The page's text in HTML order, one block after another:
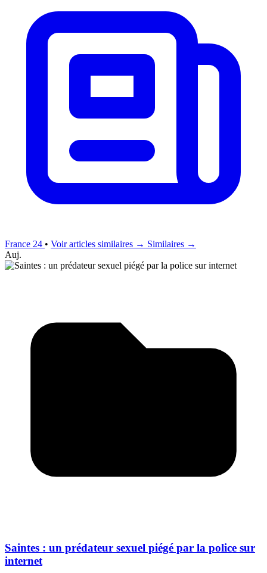
France 24 • Voir articles similaires → Similaires →
Auj.
Saintes : un prédateur sexuel piégé par la police sur
internet